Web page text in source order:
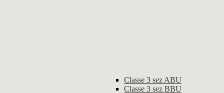
Classe 3 sez ABU
Classe 3 sez BBU